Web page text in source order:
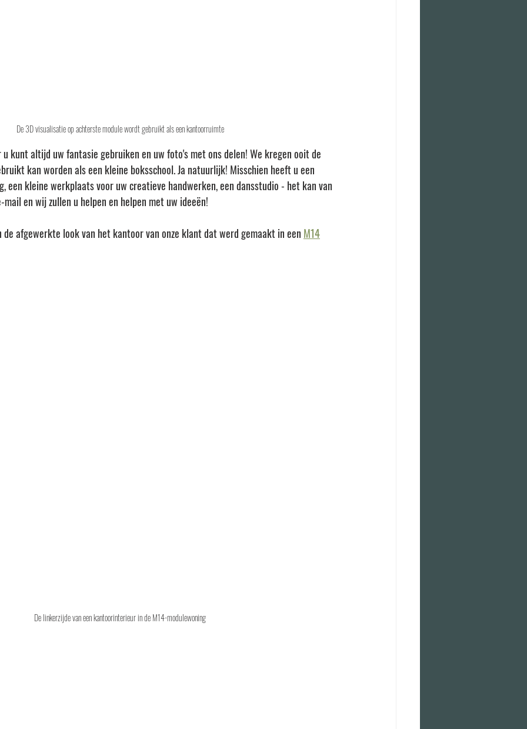
De 3D visualisatie op achterste module wordt gebruikt als een kantoorruimte
u kunt altijd uw fantasie gebruiken en uw foto's met ons delen! We kregen ooit de
kan worden als een kleine boksschool. Ja natuurlijk! Misschien heeft u een
een kleine werkplaats voor uw creatieve handwerken, een dansstudio - het kan van
en wij zullen u helpen en helpen met uw ideeën!
afgewerkte look van het kantoor van onze klant dat werd gemaakt in een M14
De linkerzijde van een kantoorinterieur in de M14-modulewoning